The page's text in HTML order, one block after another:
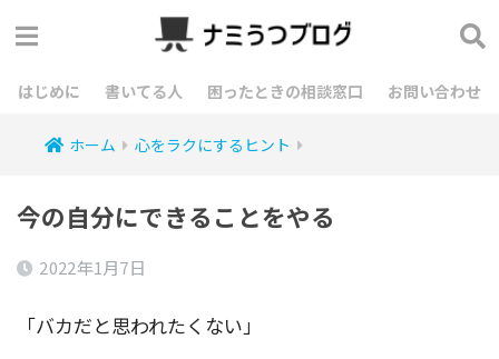
はじめに 書いてる人 困ったときの相談窓口 お問い合わせ
ホーム 心をラクにするヒント
今の自分にできることをやる
2022年1月7日
「バカだと思われたくない」